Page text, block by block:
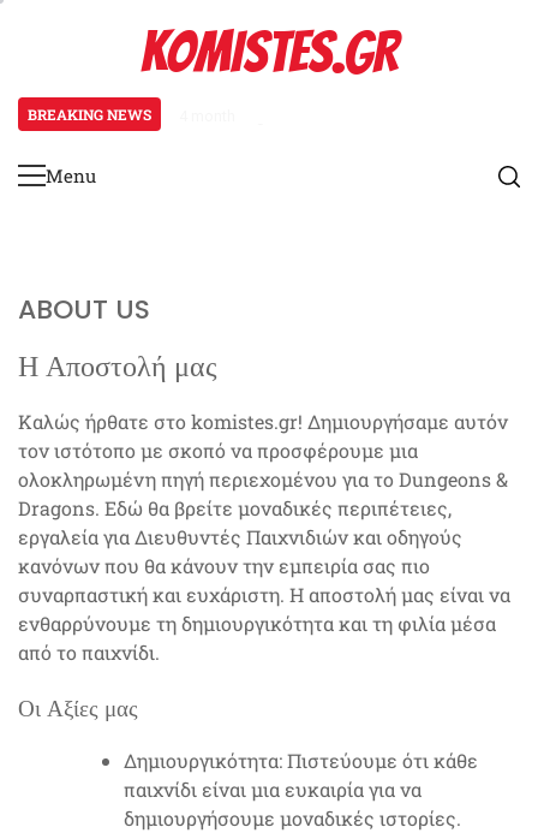
KOMISTES.GR
BREAKING NEWS
Primary
Menu
ABOUT US
Η Αποστολή μας
Καλώς ήρθατε στο komistes.gr! Δημιουργήσαμε αυτόν
τον ιστότοπο με σκοπό να προσφέρουμε μια
ολοκληρωμένη πηγή περιεχομένου για το Dungeons &
Dragons. Εδώ θα βρείτε μοναδικές περιπέτειες,
εργαλεία για Διευθυντές Παιχνιδιών και οδηγούς
κανόνων που θα κάνουν την εμπειρία σας πιο
συναρπαστική και ευχάριστη. Η αποστολή μας είναι να
ενθαρρύνουμε τη δημιουργικότητα και τη φιλία μέσα
από το παιχνίδι.
Οι Αξίες μας
Δημιουργικότητα: Πιστεύουμε ότι κάθε
παιχνίδι είναι μια ευκαιρία για να
δημιουργήσουμε μοναδικές ιστορίες.